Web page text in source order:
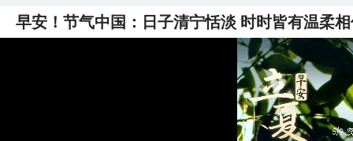
早安！节气中国：日子清宁恬淡 时时皆有温柔